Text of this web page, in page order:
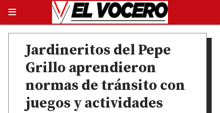
Jardineritos del Pepe
Grillo aprendieron
normas de tránsito con
juegos y actividades